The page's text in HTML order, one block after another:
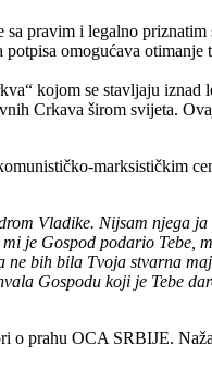
pravim i legalno priznatim
omogućava
kojom se stavljaju iznad
Crkava širom svijeta.
marksističkim
Vladike. Nijsam njega
je Gospod podario Tebe,
bih bila Tvoja stvarna
Gospodu koji je Tebe
prahu OCA SRBIJE.